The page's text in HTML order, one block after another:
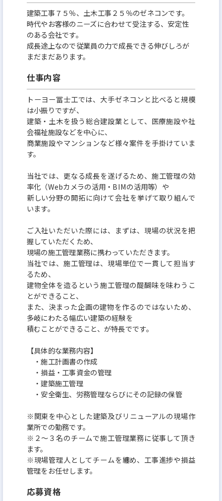
建築工事７５％、土木工事２５％のゼネコンです。
時代やお客様のニーズに合わせて受注する、安定性
のある会社です。
成長途上なので従業員の力で成長できる伸びしろが
まだまだあります。
仕事内容
トーヨー冨士工では、大手ゼネコンと比べると規模
は小振りですが、
建築・土木を扱う総合建設業として、医療施設や社
会福祉施設などを中心に、
商業施設やマンションなど様々案件を手掛けていま
す。
当社では、更なる成長を遂げるため、施工管理の効
率化（Webカメラの活用・BIMの活用等）や
新しい分野の開拓に向けて会社を挙げて取り組んで
います。
ご入社いただいた際には、まずは、現場の状況を把
握していただくため、
現場の施工管理業務に携わっていただきます。
当社では、施工管理は、現場単位で一貫して担当す
るため、
建物全体を造るという施工管理の醍醐味を味わうこ
とができること、
また、決まった企画の建物を作るのではないため、
多岐にわたる幅広い建築の経験を
積むことができること、が特長でです。
【具体的な業務内容】
・施工計画書の作成
・損益・工事資金の管理
・建築施工管理
・安全衛生、労務管理ならびにその記録の保管
※関東を中心とした建築及びリニューアルの現場作
業所での勤務です。
※２～３名のチームで施工管理業務に従事して頂き
ます。
※現場管理人としてチームを纏め、工事進捗や損益
管理をお任せします。
応募資格